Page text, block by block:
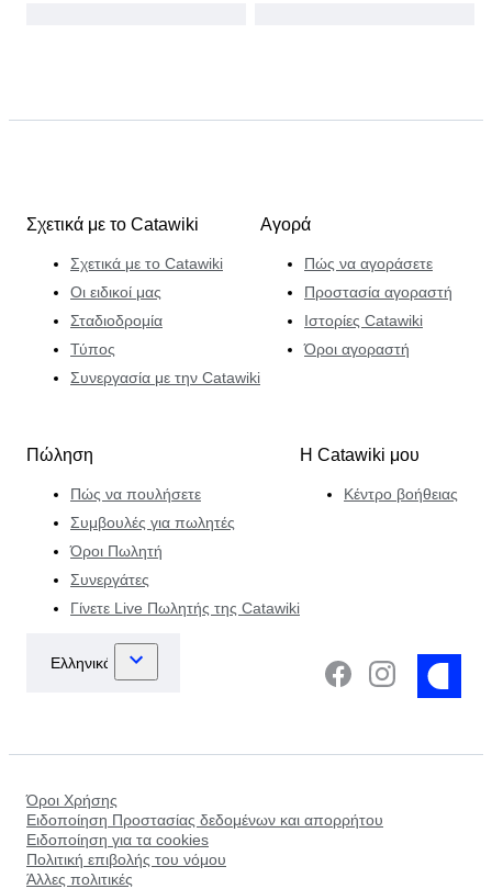
Σχετικά με το Catawiki
Σχετικά με το Catawiki
Οι ειδικοί μας
Σταδιοδρομία
Τύπος
Συνεργασία με την Catawiki
Αγορά
Πώς να αγοράσετε
Προστασία αγοραστή
Ιστορίες Catawiki
Όροι αγοραστή
Πώληση
Πώς να πουλήσετε
Συμβουλές για πωλητές
Όροι Πωλητή
Συνεργάτες
Γίνετε Live Πωλητής της Catawiki
Η Catawiki μου
Κέντρο βοήθειας
Όροι Χρήσης
Ειδοποίηση Προστασίας δεδομένων και απορρήτου
Ειδοποίηση για τα cookies
Πολιτική επιβολής του νόμου
Άλλες πολιτικές